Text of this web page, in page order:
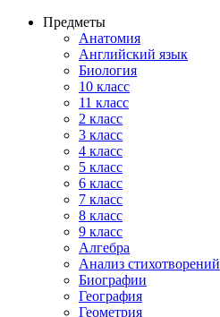
Предметы
Анатомия
Английский язык
Биология
10 класс
11 класс
2 класс
3 класс
4 класс
5 класс
6 класс
7 класс
8 класс
9 класс
Алгебра
Анализ стихотворений
Биографии
География
Геометрия